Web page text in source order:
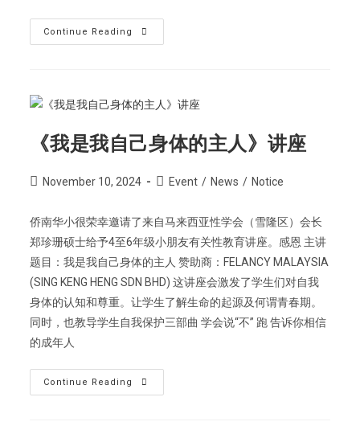
Continue Reading
《我是我自己身体的主人》讲座
November 10, 2024 Event / News / Notice
侨南华小很荣幸邀请了来自马来西亚性学会（雪隆区）会长
郑珍珊硕士给予4至6年级小朋友有关性教育讲座。感恩 主讲
题目：我是我自己身体的主人 赞助商：FELANCY MALAYSIA
(SING KENG HENG SDN BHD) 这讲座会激发了学生们对自我
身体的认知和尊重。让学生了解生命的起源及何谓青春期。
同时，也教导学生自我保护三部曲 学会说“不” 跑 告诉你相信
的成年人
Continue Reading